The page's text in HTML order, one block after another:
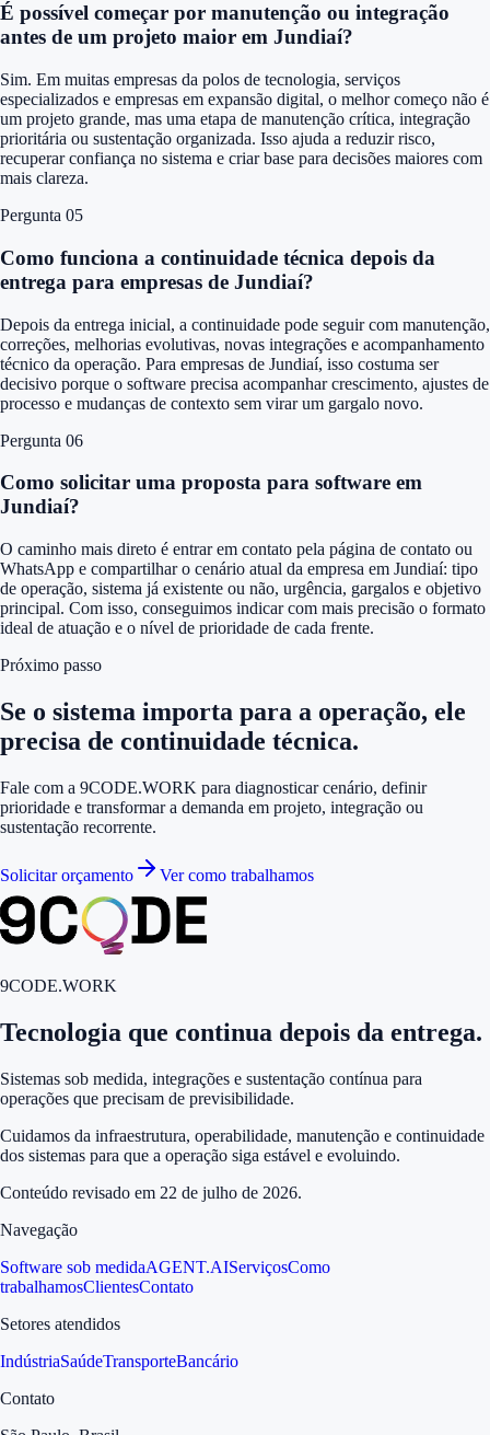
É possível começar por manutenção ou integração
antes de um projeto maior em Jundiaí?
Sim. Em muitas empresas da polos de tecnologia, serviços
especializados e empresas em expansão digital, o melhor começo não é
um projeto grande, mas uma etapa de manutenção crítica, integração
prioritária ou sustentação organizada. Isso ajuda a reduzir risco,
recuperar confiança no sistema e criar base para decisões maiores com
mais clareza.
Pergunta 05
Como funciona a continuidade técnica depois da
entrega para empresas de Jundiaí?
Depois da entrega inicial, a continuidade pode seguir com manutenção,
correções, melhorias evolutivas, novas integrações e acompanhamento
técnico da operação. Para empresas de Jundiaí, isso costuma ser
decisivo porque o software precisa acompanhar crescimento, ajustes de
processo e mudanças de contexto sem virar um gargalo novo.
Pergunta 06
Como solicitar uma proposta para software em
Jundiaí?
O caminho mais direto é entrar em contato pela página de contato ou
WhatsApp e compartilhar o cenário atual da empresa em Jundiaí: tipo
de operação, sistema já existente ou não, urgência, gargalos e objetivo
principal. Com isso, conseguimos indicar com mais precisão o formato
ideal de atuação e o nível de prioridade de cada frente.
Próximo passo
Se o sistema importa para a operação, ele
precisa de continuidade técnica.
Fale com a 9CODE.WORK para diagnosticar cenário, definir
prioridade e transformar a demanda em projeto, integração ou
sustentação recorrente.
Solicitar orçamento Ver como trabalhamos
9CODE.WORK
Tecnologia que continua depois da entrega.
Sistemas sob medida, integrações e sustentação contínua para
operações que precisam de previsibilidade.
Cuidamos da infraestrutura, operabilidade, manutenção e continuidade
dos sistemas para que a operação siga estável e evoluindo.
Conteúdo revisado em 22 de julho de 2026.
Navegação
Software sob medidaAGENT.AIServiçosComo
trabalhamosClientesContato
Setores atendidos
IndústriaSaúdeTransporteBancário
Contato